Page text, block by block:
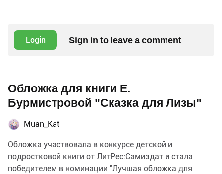
Login Sign in to leave a comment
Обложка для книги Е.
Бурмистровой "Сказка для Лизы"
Muan_Kat
Обложка участвовала в конкурсе детской и
подростковой книги от ЛитРес:Самиздат и стала
победителем в номинации "Лучшая обложка для